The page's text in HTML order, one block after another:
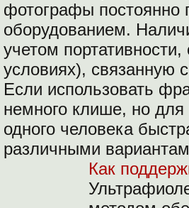
фотографы постоянно
оборудованием.
учетом
условиях), связанную
Если использовать
немного клише, но
одного человека
различными
Как